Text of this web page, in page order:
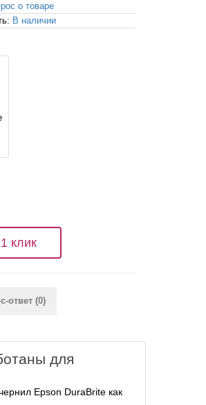
о товаре
В наличии
клик
ответ (0)
для
Epson DuraBrite как